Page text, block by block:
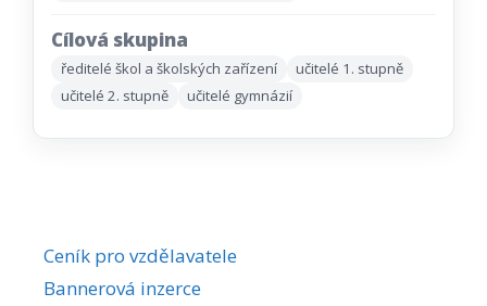
Cílová skupina
ředitelé škol a školských zařízení
učitelé 1. stupně
učitelé 2. stupně
učitelé gymnázií
Ceník pro vzdělavatele
Bannerová inzerce